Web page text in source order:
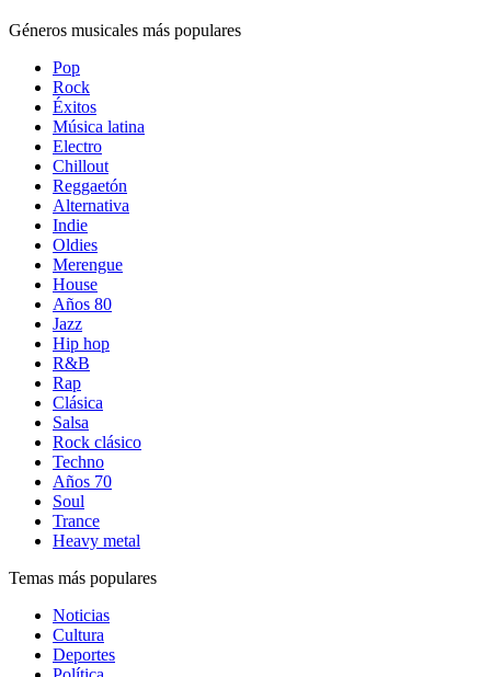
Géneros musicales más populares
Pop
Rock
Éxitos
Música latina
Electro
Chillout
Reggaetón
Alternativa
Indie
Oldies
Merengue
House
Años 80
Jazz
Hip hop
R&B
Rap
Clásica
Salsa
Rock clásico
Techno
Años 70
Soul
Trance
Heavy metal
Temas más populares
Noticias
Cultura
Deportes